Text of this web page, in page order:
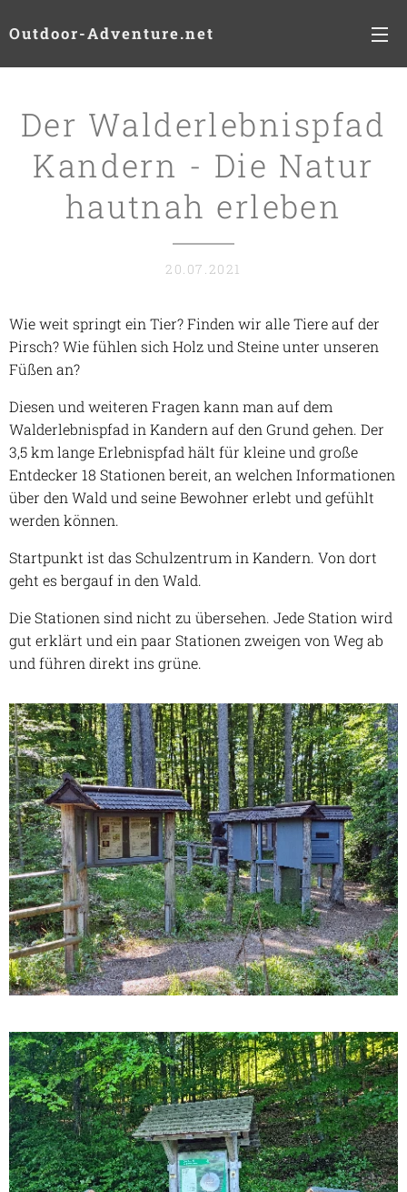
Outdoor-Adventure.net
Der Walderlebnispfad
Kandern - Die Natur
hautnah erleben
20.07.2021
Wie weit springt ein Tier? Finden wir alle Tiere auf der
Pirsch? Wie fühlen sich Holz und Steine unter unseren
Füßen an?
Diesen und weiteren Fragen kann man auf dem
Walderlebnispfad in Kandern auf den Grund gehen. Der
3,5 km lange Erlebnispfad hält für kleine und große
Entdecker 18 Stationen bereit, an welchen Informationen
über den Wald und seine Bewohner erlebt und gefühlt
werden können.
Startpunkt ist das Schulzentrum in Kandern. Von dort
geht es bergauf in den Wald.
Die Stationen sind nicht zu übersehen. Jede Station wird
gut erklärt und ein paar Stationen zweigen von Weg ab
und führen direkt ins grüne.